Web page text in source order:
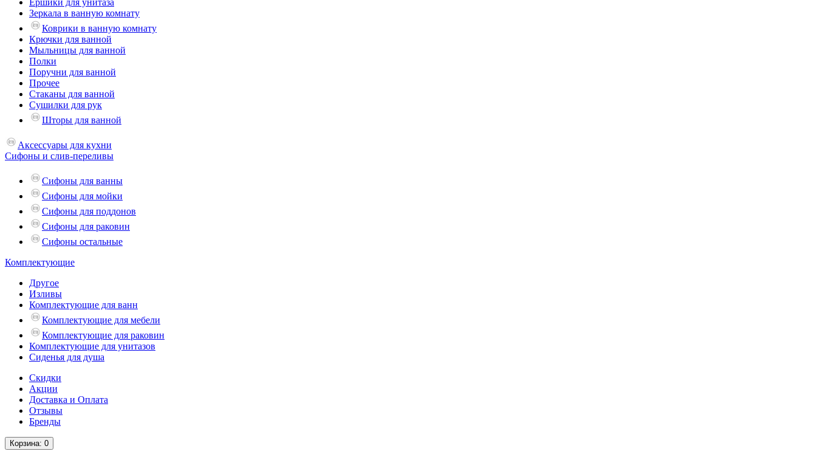
Ёршики для унитаза
Зеркала в ванную комнату
Коврики в ванную комнату
Крючки для ванной
Мыльницы для ванной
Полки
Поручни для ванной
Прочее
Стаканы для ванной
Сушилки для рук
Шторы для ванной
Аксессуары для кухни
Сифоны и слив-переливы
Сифоны для ванны
Сифоны для мойки
Сифоны для поддонов
Сифоны для раковин
Сифоны остальные
Комплектующие
Другое
Изливы
Комплектующие для ванн
Комплектующие для мебели
Комплектующие для раковин
Комплектующие для унитазов
Сиденья для душа
Скидки
Акции
Доставка и Оплата
Отзывы
Бренды
Корзина: 0